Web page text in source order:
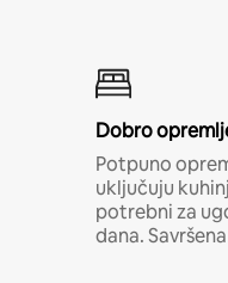
Dobro
Potpuno
uključuju
potrebni za
dana.